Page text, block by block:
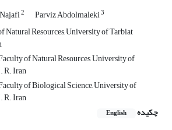
2 Parviz Abdolmaleki3
Natural Resources, University of Tarbiat
of Natural Resources, University of
R. Iran
of Biological Science, University of
R. Iran
چکیده
English